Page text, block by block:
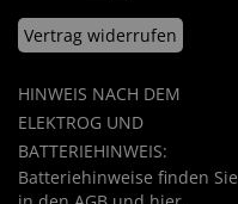
Vertrag widerrufen
HINWEIS NACH DEM
ELEKTROG UND
BATTERIEHINWEIS:
Batteriehinweise finden Sie